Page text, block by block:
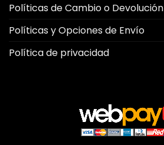
Políticas de Cambio o Devolución
Políticas y Opciones de Envío
Política de privacidad